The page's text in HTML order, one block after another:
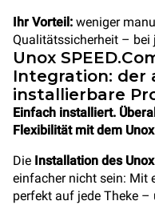
Ihr Vorteil: weniger
Qualitätssicherheit – bei
Unox
Integration: der
installierbare
Einfach installiert.
Flexibilität mit dem
Die Installation des
einfacher nicht sein: Mit
perfekt auf jede Theke